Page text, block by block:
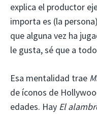
explica el productor
importa es (la
que alguna vez ha
le gusta, sé que a
Esa mentalidad trae
de íconos de
edades. Hay El